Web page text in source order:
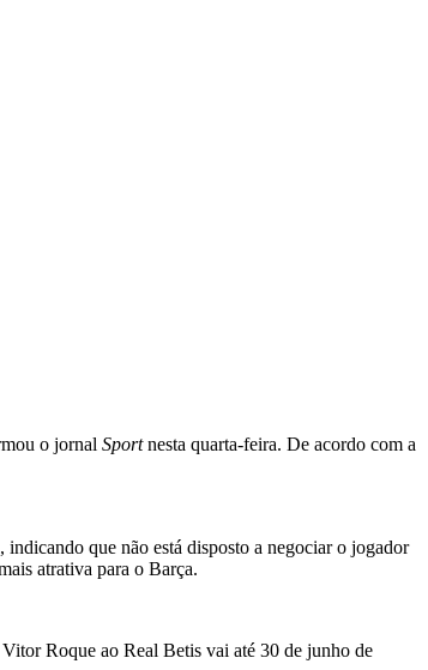
o jornal Sportnesta quarta-feira. De acordo com a
que não está disposto a negociar o jogador
atrativa para o Barça.
Roque ao Real Betis vai até 30 de junho de